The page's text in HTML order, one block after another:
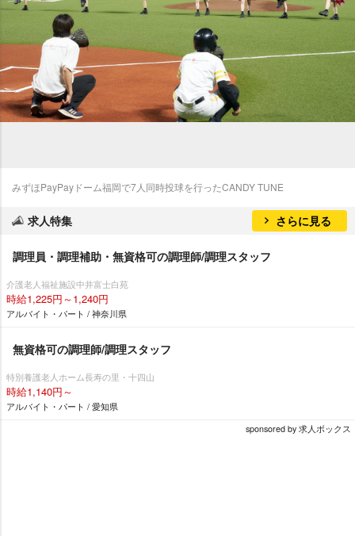
みずほPayPayドーム福岡で7人同時投球を行ったCANDY TUNE
求人特集 さらに見る
調理員・調理補助・無資格可の調理師/調理スタッフ
介護老人福祉施設中井富士白苑
時給1,225円～1,240円
アルバイト・パート / 神奈川県
無資格可の調理師/調理スタッフ
特別養護老人ホーム長寿の里・十四山
時給1,140円～
アルバイト・パート / 愛知県
sponsored by 求人ボックス